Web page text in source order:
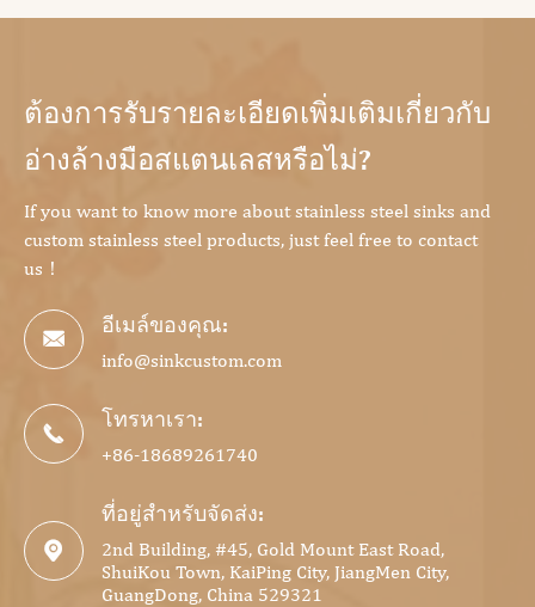
ต้องการรับรายละเอียดเพิ่มเติมเกี่ยวกับ
อ่างล้างมือสแตนเลสหรือไม่?
If you want to know more about stainless steel sinks and
custom stainless steel products, just feel free to contact
us！

อีเมล์ของคุณ:
info@sinkcustom.com

โทรหาเรา:
+86-18689261740

ที่อยู่สำหรับจัดส่ง:
2nd Building, #45, Gold Mount East Road,
ShuiKou Town, KaiPing City, JiangMen City,
GuangDong, China 529321